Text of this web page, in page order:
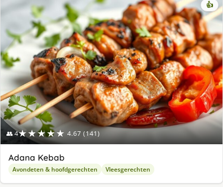
👥 4★★★★★ 4.67 (141)
👍
Adana Kebab
Avondeten & hoofdgerechten Vleesgerechten